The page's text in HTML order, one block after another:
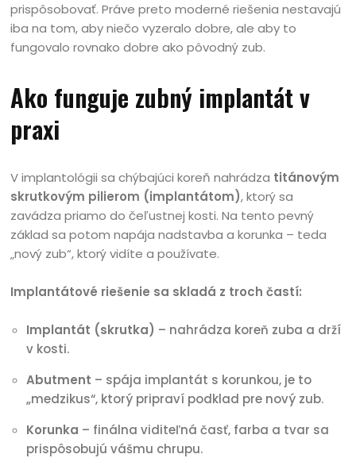
prispôsobovať. Práve preto moderné riešenia nestavajú
iba na tom, aby niečo vyzeralo dobre, ale aby to
fungovalo rovnako dobre ako pôvodný zub.
Ako funguje zubný implantát v
praxi
V implantológii sa chýbajúci koreň nahrádza titánovým
skrutkovým pilierom (implantátom), ktorý sa
zavádza priamo do čeľustnej kosti. Na tento pevný
základ sa potom napája nadstavba a korunka – teda
„nový zub“, ktorý vidíte a používate.
Implantátové riešenie sa skladá z troch častí:
Implantát (skrutka) – nahrádza koreň zuba a drží
v kosti.
Abutment – spája implantát s korunkou, je to
„medzikus“, ktorý pripraví podklad pre nový zub.
Korunka – finálna viditeľná časť, farba a tvar sa
prispôsobujú vášmu chrupu.